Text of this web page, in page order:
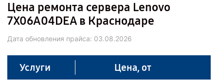
Цена ремонта сервера Lenovo
7X06A04DEA в Краснодаре
Дата обновления прайса: 03.08.2026
Услуги Цена, от